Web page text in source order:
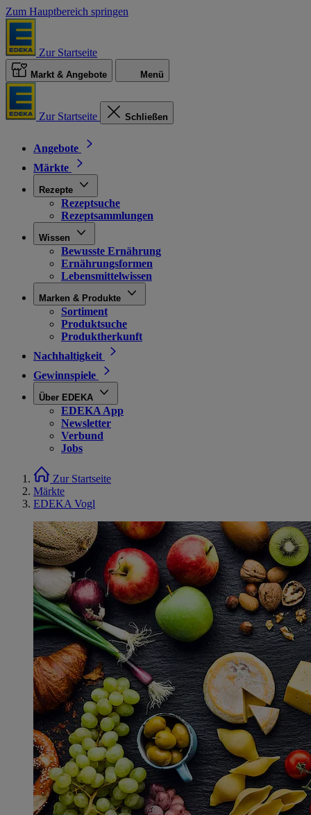
Zum Hauptbereich springen
Zur Startseite
Markt & Angebote Menü
Zur Startseite Schließen
Angebote
Märkte
Rezepte
Rezeptsuche
Rezeptsammlungen
Wissen
Bewusste Ernährung
Ernährungsformen
Lebensmittelwissen
Marken & Produkte
Sortiment
Produktsuche
Produktherkunft
Nachhaltigkeit
Gewinnspiele
Über EDEKA
EDEKA App
Newsletter
Verbund
Jobs
Zur Startseite
Märkte
EDEKA Vogl